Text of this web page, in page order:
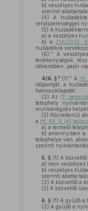
b) veszélyes
szerinti
(4) A
rendszerességgel
(5) A
a) a veszélyes
b) a314/2005.
hulladékra
(6) 14A veszélyes
tevékenységek
időrendben, papír
4/A. § 15 (1) 16 A Ht.
időpontját, a
halmazállapotát.
(2) Az (1)
telephely
munkavégzés
(3) Közvetlenül
a Ht. 66. § (4)
a) a termelő
b) amennyiben a
telephelye van,
szerinti
5. § (1) A
a) nem veszélyes
b) veszélyes
szerinti
(2) A közvetítő a
(3) A közvetítő
6. § (1) A gyűjtő a
(2) A gyűjtő a